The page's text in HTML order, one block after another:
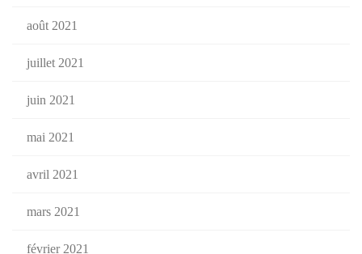
août 2021
juillet 2021
juin 2021
mai 2021
avril 2021
mars 2021
février 2021